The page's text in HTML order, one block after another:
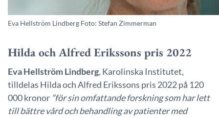
Eva Hellström Lindberg Foto: Stefan Zimmerman
Hilda och Alfred Erikssons pris 2022
Eva Hellström Lindberg, Karolinska Institutet,
tilldelas Hilda och Alfred Erikssons pris 2022 på 120
000 kronor ”för sin omfattande forskning som har lett
till bättre vård och behandling av patienter med